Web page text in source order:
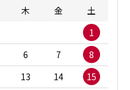
木 金
土
1
6 7
8
13 14
15